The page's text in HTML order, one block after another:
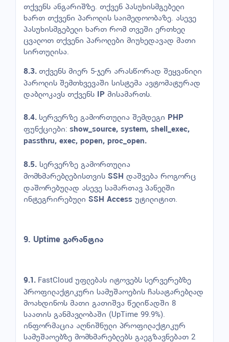
თქვენს ანგარიშზე. თქვენ პასუხისმგებელი
ხართ თქვენი პაროლის საიმედოობაზე. ასევე
პასუხისმგებელი ხართ რომ თვეში ერთხელ
ცვალოთ თქვენი პაროლები მიუხედავად მათი
სირთულისა.
8.3. თქვენს მიერ 5-ჯერ არასწორად შეყვანილი
პაროლის შემთხვევაში სისტემა ავტომატურად
დაბლოკავს თქვენს IP მისამართს.
8.4. სერვერზე გამორთულია შემდეგი PHP
ფუნქციები: show_source, system, shell_exec,
passthru, exec, popen, proc_open.
8.5. სერვერზე გამორთულია
მომხმარებლებისთვის SSH დაშვება როგორც
დაშორებულად ასევე სამართავ პანელში
ინტეგრირებული SSH Access უტილიტით.
9. Uptime გარანტია
9.1. FastCloud უფლებას იტოვებს სერვერებზე
პროფილაქტიკური სამუშაოების ჩასატარებლად
მოახდინოს მათი გათიშვა წელიწადში 8
საათის განმავლობაში (UpTime 99.9%).
ინფორმაცია აღნიშნული პროფილაქტიკურ
სამუშაოებზე მომხმარებლებს გაეგზავნებათ 2